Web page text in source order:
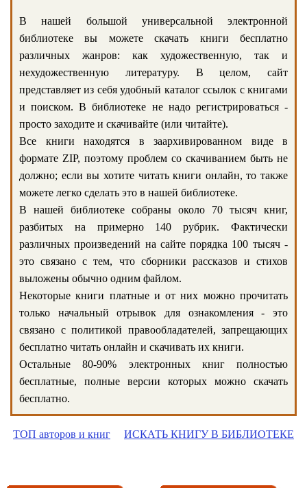
В нашей большой универсальной электронной
библиотеке вы можете скачать книги бесплатно
различных жанров: как художественную, так и
нехудожественную литературу. В целом, сайт
представляет из себя удобный каталог ссылок с книгами
и поиском. В библиотеке не надо регистрироваться -
просто заходите и скачивайте (или читайте).
Все книги находятся в заархивированном виде в
формате ZIP, поэтому проблем со скачиванием быть не
должно; если вы хотите читать книги онлайн, то также
можете легко сделать это в нашей библиотеке.
В нашей библиотеке собраны около 70 тысяч книг,
разбитых на примерно 140 рубрик. Фактически
различных произведений на сайте порядка 100 тысяч -
это связано с тем, что сборники рассказов и стихов
выложены обычно одним файлом.
Некоторые книги платные и от них можно прочитать
только начальный отрывок для ознакомления - это
связано с политикой правообладателей, запрещающих
бесплатно читать онлайн и скачивать их книги.
Остальные 80-90% электронных книг полностью
бесплатные, полные версии которых можно скачать
бесплатно.
ТОП авторов и книг ИСКАТЬ КНИГУ В БИБЛИОТЕКЕ